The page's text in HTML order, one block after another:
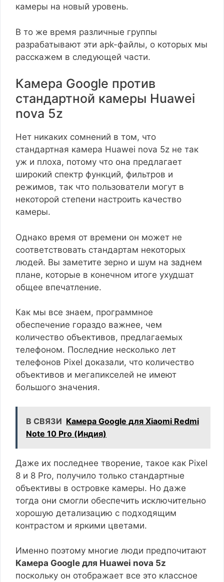
камеры на новый уровень.
В то же время различные группы
разрабатывают эти apk-файлы, о которых мы
расскажем в следующей части.
Камера Google против
стандартной камеры Huawei
nova 5z
Нет никаких сомнений в том, что
стандартная камера Huawei nova 5z не так
уж и плоха, потому что она предлагает
широкий спектр функций, фильтров и
режимов, так что пользователи могут в
некоторой степени настроить качество
камеры.
Однако время от времени он может не
соответствовать стандартам некоторых
людей. Вы заметите зерно и шум на заднем
плане, которые в конечном итоге ухудшат
общее впечатление.
Как мы все знаем, программное
обеспечение гораздо важнее, чем
количество объективов, предлагаемых
телефоном. Последние несколько лет
телефонов Pixel доказали, что количество
объективов и мегапикселей не имеют
большого значения.
В СВЯЗИ Камера Google для Xiaomi Redmi
Note 10 Pro (Индия)
Даже их последнее творение, такое как Pixel
8 и 8 Pro, получило только стандартные
объективы в островке камеры. Но даже
тогда они смогли обеспечить исключительно
хорошую детализацию с подходящим
контрастом и яркими цветами.
Именно поэтому многие люди предпочитают
Камера Google для Huawei nova 5z
поскольку он отображает все это классное